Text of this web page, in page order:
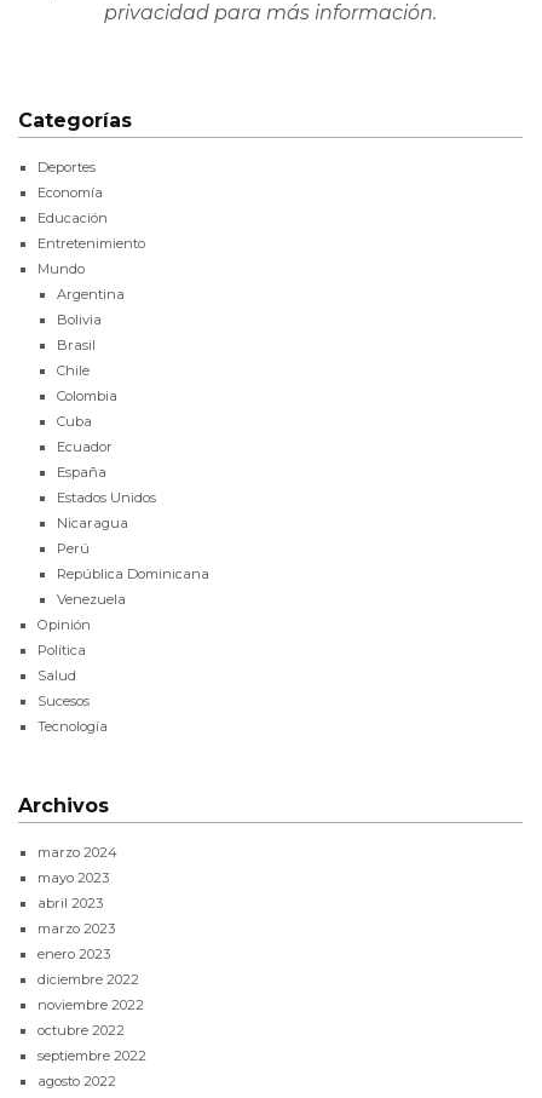
privacidad para más información.
Categorías
Deportes
Economía
Educación
Entretenimiento
Mundo
Argentina
Bolivia
Brasil
Chile
Colombia
Cuba
Ecuador
España
Estados Unidos
Nicaragua
Perú
República Dominicana
Venezuela
Opinión
Política
Salud
Sucesos
Tecnología
Archivos
marzo 2024
mayo 2023
abril 2023
marzo 2023
enero 2023
diciembre 2022
noviembre 2022
octubre 2022
septiembre 2022
agosto 2022